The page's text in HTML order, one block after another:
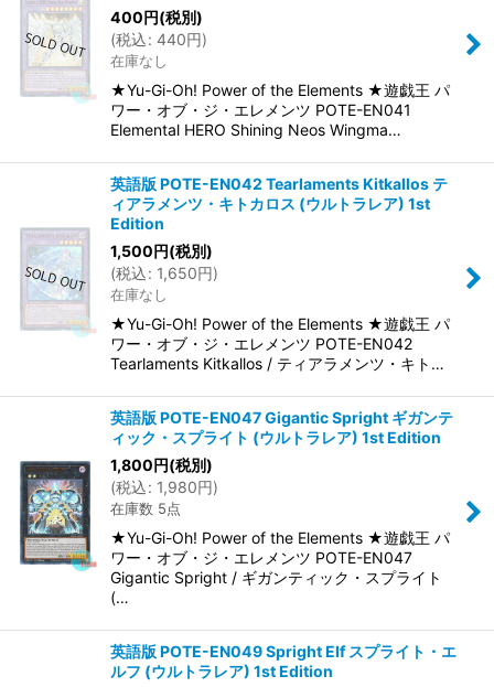
400円(税別)
(税込: 440円)
在庫なし
★Yu-Gi-Oh! Power of the Elements ★遊戯王 パ
ワー・オブ・ジ・エレメンツ POTE-EN041
Elemental HERO Shining Neos Wingma…
英語版 POTE-EN042 Tearlaments Kitkallos テ
ィアラメンツ・キトカロス (ウルトラレア) 1st
Edition
1,500円(税別)
(税込: 1,650円)
在庫なし
★Yu-Gi-Oh! Power of the Elements ★遊戯王 パ
ワー・オブ・ジ・エレメンツ POTE-EN042
Tearlaments Kitkallos / ティアラメンツ・キト…
英語版 POTE-EN047 Gigantic Spright ギガンテ
ィック・スプライト (ウルトラレア) 1st Edition
1,800円(税別)
(税込: 1,980円)
在庫数 5点
★Yu-Gi-Oh! Power of the Elements ★遊戯王 パ
ワー・オブ・ジ・エレメンツ POTE-EN047
Gigantic Spright / ギガンティック・スプライト
(…
英語版 POTE-EN049 Spright Elf スプライト・エ
ルフ (ウルトラレア) 1st Edition